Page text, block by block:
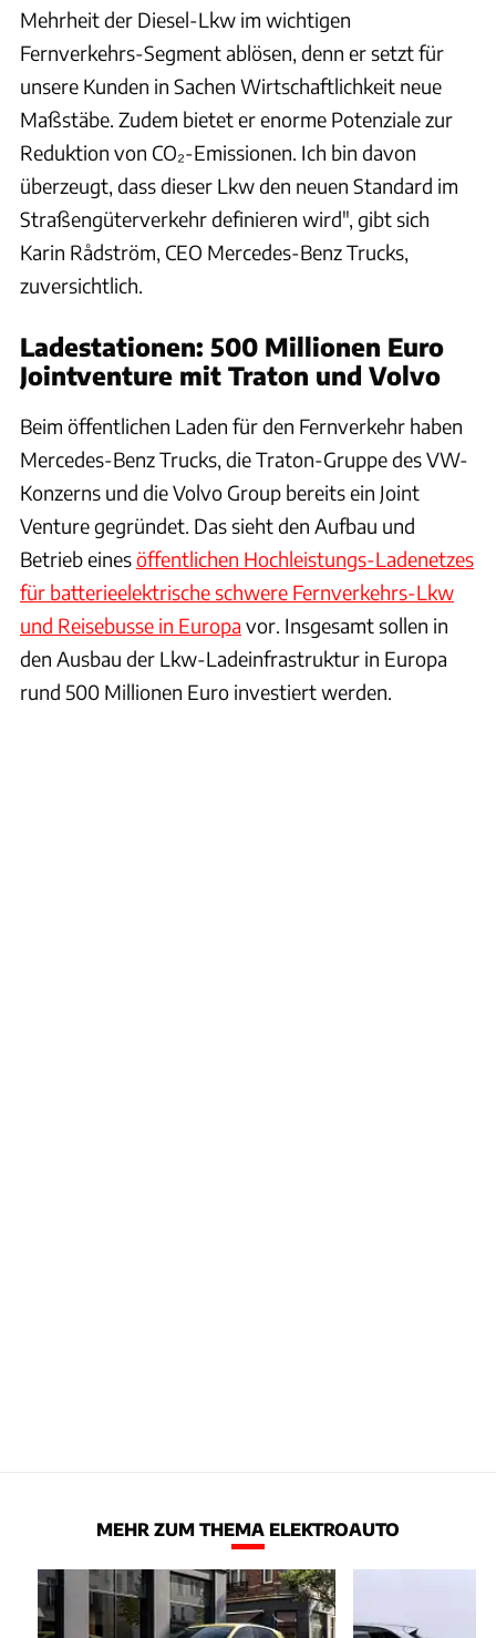
Mehrheit der Diesel-Lkw im wichtigen
Fernverkehrs-Segment ablösen, denn er setzt für
unsere Kunden in Sachen Wirtschaftlichkeit neue
Maßstäbe. Zudem bietet er enorme Potenziale zur
Reduktion von CO₂-Emissionen. Ich bin davon
überzeugt, dass dieser Lkw den neuen Standard im
Straßengüterverkehr definieren wird", gibt sich
Karin Rådström, CEO Mercedes-Benz Trucks,
zuversichtlich.
Ladestationen: 500 Millionen Euro
Jointventure mit Traton und Volvo
Beim öffentlichen Laden für den Fernverkehr haben
Mercedes-Benz Trucks, die Traton-Gruppe des VW-
Konzerns und die Volvo Group bereits ein Joint
Venture gegründet. Das sieht den Aufbau und
Betrieb einesöffentlichen Hochleistungs-Ladenetzes
für batterieelektrische schwere Fernverkehrs-Lkw
und Reisebusse in Europa vor. Insgesamt sollen in
den Ausbau der Lkw-Ladeinfrastruktur in Europa
rund 500 Millionen Euro investiert werden.
MEHR ZUM THEMA ELEKTROAUTO